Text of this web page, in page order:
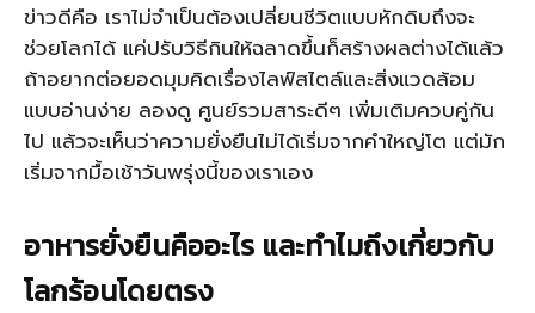
ข่าวดีคือ เราไม่จำเป็นต้องเปลี่ยนชีวิตแบบหักดิบถึงจะ
ช่วยโลกได้ แค่ปรับวิธีกินให้ฉลาดขึ้นก็สร้างผลต่างได้แล้ว
ถ้าอยากต่อยอดมุมคิดเรื่องไลฟ์สไตล์และสิ่งแวดล้อม
แบบอ่านง่าย ลองดู ศูนย์รวมสาระดีๆ เพิ่มเติมควบคู่กัน
ไป แล้วจะเห็นว่าความยั่งยืนไม่ได้เริ่มจากคำใหญ่โต แต่มัก
เริ่มจากมื้อเช้าวันพรุ่งนี้ของเราเอง
อาหารยั่งยืนคืออะไร และทำไมถึงเกี่ยวกับ
โลกร้อนโดยตรง